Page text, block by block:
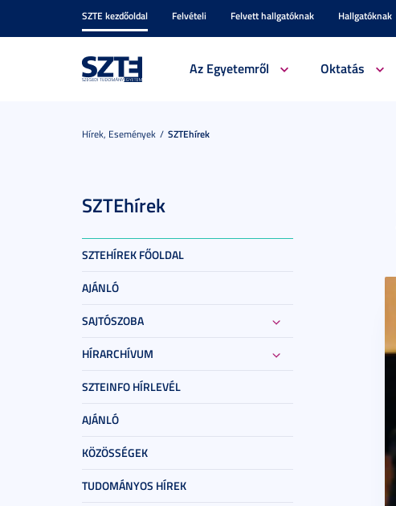
SZTE kezdőoldal Felvételi Felvett hallgatóknak Hallgatóknak
Az Egyetemről Oktatás
Hírek, Események SZTEhírek
SZTEhírek
SZTEHÍREK FŐOLDAL
AJÁNLÓ
SAJTÓSZOBA
HÍRARCHÍVUM
SZTEINFO HÍRLEVÉL
AJÁNLÓ
KÖZÖSSÉGEK
TUDOMÁNYOS HÍREK